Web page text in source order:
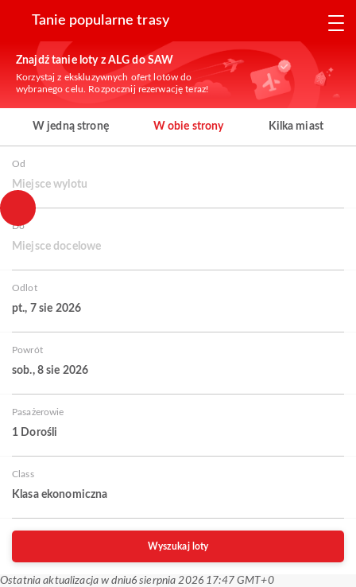
Tanie popularne trasy
Znajdź tanie loty z ALG do SAW
Korzystaj z ekskluzywnych ofert lotów do
wybranego celu. Rozpocznij rezerwację teraz!
W jedną stronę W obie strony Kilka miast
Od
Miejsce wylotu
Do
Miejsce docelowe
Odlot
pt., 7 sie 2026
Powrót
sob., 8 sie 2026
Pasażerowie
1 Dorośli
Class
Klasa ekonomiczna
Wyszukaj loty
Ostatnia aktualizacja w dniu6 sierpnia 2026 17:47 GMT+0